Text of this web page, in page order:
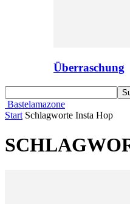
Überraschung
Bastelamazone
Start Schlagworte Insta Hop